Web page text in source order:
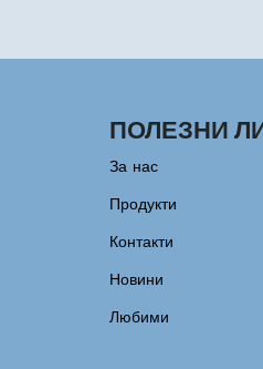
ПОЛЕЗНИ
За нас
Продукти
Контакти
Новини
Любими